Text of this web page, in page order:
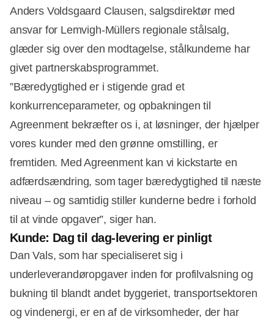
Anders Voldsgaard Clausen, salgsdirektør med
ansvar for Lemvigh-Müllers regionale stålsalg,
glæder sig over den modtagelse, stålkunderne har
givet partnerskabsprogrammet.
”Bæredygtighed er i stigende grad et
konkurrenceparameter, og opbakningen til
Agreenment bekræfter os i, at løsninger, der hjælper
vores kunder med den grønne omstilling, er
fremtiden. Med Agreenment kan vi kickstarte en
adfærdsændring, som tager bæredygtighed til næste
niveau – og samtidig stiller kunderne bedre i forhold
til at vinde opgaver”, siger han.
Kunde: Dag til dag-levering er pinligt
Dan Vals, som har specialiseret sig i
underleverandøropgaver inden for profilvalsning og
bukning til blandt andet byggeriet, transportsektoren
og vindenergi, er en af de virksomheder, der har